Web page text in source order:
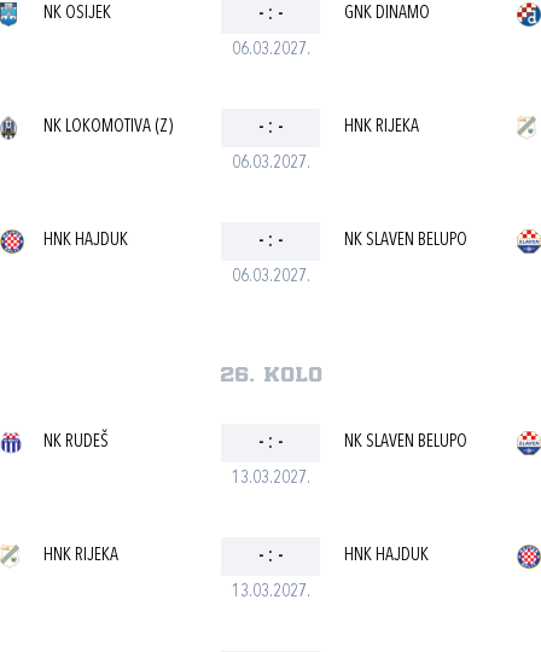
06.03.2027.
NK OSIJEK - : - GNK DINAMO
06.03.2027.
NK LOKOMOTIVA (Z) - : - HNK RIJEKA
06.03.2027.
HNK HAJDUK - : - NK SLAVEN BELUPO
26. kolo
13.03.2027.
NK RUDEŠ - : - NK SLAVEN BELUPO
13.03.2027.
HNK RIJEKA - : - HNK HAJDUK